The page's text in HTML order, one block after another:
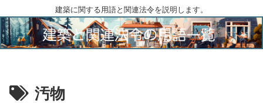
建築に関する用語と関連法令を説明します。
汚物